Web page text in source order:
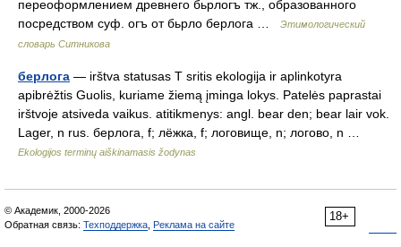
переоформлением древнего бьрлогъ тж., образованного
посредством суф. огъ от бьрло берлога …
Этимологический
словарь Ситникова
берлога — irštva statusas T sritis ekologija ir aplinkotyra
apibrėžtis Guolis, kuriame žiemą įminga lokys. Patelės paprastai
irštvoje atsiveda vaikus. atitikmenys: angl. bear den; bear lair vok.
Lager, n rus. берлога, f; лëжка, f; логовище, n; логово, n …
Ekologijos terminų aiškinamasis žodynas
18+
© Академик, 2000-2026
Обратная связь: Техподдержка Реклама на сайте